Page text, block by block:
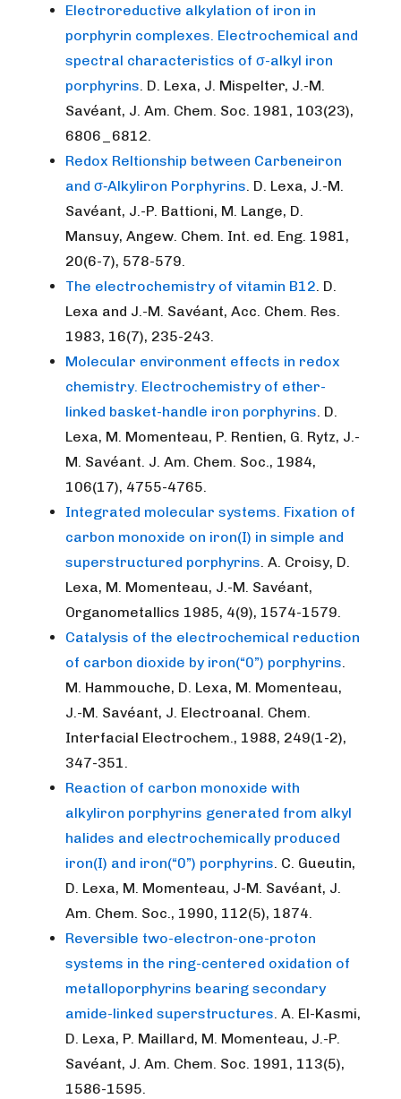
Electroreductive alkylation of iron in
porphyrin complexes. Electrochemical and
spectral characteristics of σ-alkyl iron
porphyrins. D. Lexa, J. Mispelter, J.-M.
Savéant, J. Am. Chem. Soc. 1981, 103(23),
6806_6812.
Redox Reltionship between Carbeneiron
and σ‐Alkyliron Porphyrins. D. Lexa, J.-M.
Savéant, J.-P. Battioni, M. Lange, D.
Mansuy, Angew. Chem. Int. ed. Eng. 1981,
20(6-7), 578-579.
The electrochemistry of vitamin B12. D.
Lexa and J.-M. Savéant, Acc. Chem. Res.
1983, 16(7), 235-243.
Molecular environment effects in redox
chemistry. Electrochemistry of ether-
linked basket-handle iron porphyrins. D.
Lexa, M. Momenteau, P. Rentien, G. Rytz, J.-
M. Savéant. J. Am. Chem. Soc., 1984,
106(17), 4755-4765.
Integrated molecular systems. Fixation of
carbon monoxide on iron(I) in simple and
superstructured porphyrins. A. Croisy, D.
Lexa, M. Momenteau, J.-M. Savéant,
Organometallics 1985, 4(9), 1574-1579.
Catalysis of the electrochemical reduction
of carbon dioxide by iron(“0”) porphyrins.
M. Hammouche, D. Lexa, M. Momenteau,
J.-M. Savéant, J. Electroanal. Chem.
Interfacial Electrochem., 1988, 249(1-2),
347-351.
Reaction of carbon monoxide with
alkyliron porphyrins generated from alkyl
halides and electrochemically produced
iron(I) and iron(“0”) porphyrins. C. Gueutin,
D. Lexa, M. Momenteau, J-M. Savéant, J.
Am. Chem. Soc., 1990, 112(5), 1874.
Reversible two-electron-one-proton
systems in the ring-centered oxidation of
metalloporphyrins bearing secondary
amide-linked superstructures. A. El-Kasmi,
D. Lexa, P. Maillard, M. Momenteau, J.-P.
Savéant, J. Am. Chem. Soc. 1991, 113(5),
1586-1595.